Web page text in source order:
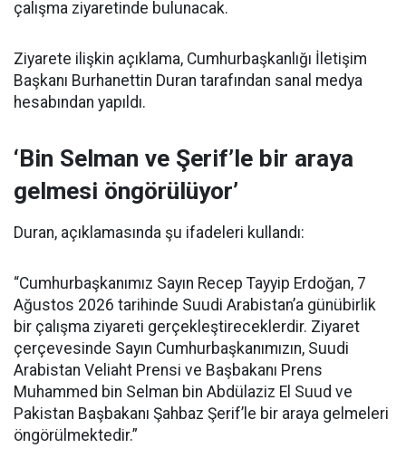
çalışma ziyaretinde bulunacak.
Ziyarete ilişkin açıklama, Cumhurbaşkanlığı İletişim
Başkanı Burhanettin Duran tarafından sanal medya
hesabından yapıldı.
‘Bin Selman ve Şerif’le bir araya
gelmesi öngörülüyor’
Duran, açıklamasında şu ifadeleri kullandı:
“Cumhurbaşkanımız Sayın Recep Tayyip Erdoğan, 7
Ağustos 2026 tarihinde Suudi Arabistan’a günübirlik
bir çalışma ziyareti gerçekleştireceklerdir. Ziyaret
çerçevesinde Sayın Cumhurbaşkanımızın, Suudi
Arabistan Veliaht Prensi ve Başbakanı Prens
Muhammed bin Selman bin Abdülaziz El Suud ve
Pakistan Başbakanı Şahbaz Şerif’le bir araya gelmeleri
öngörülmektedir.”